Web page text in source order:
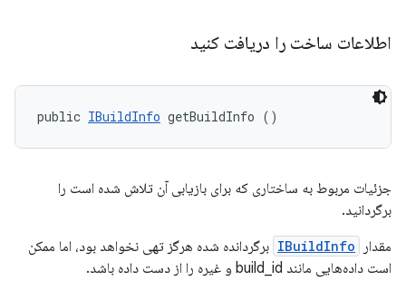
اطلاعات ساخت را دریافت کنید
public IBuildInfo getBuildInfo ()
جزئیات مربوط به ساختاری که برای بازیابی آن تلاش شده است را
برگردانید.
مقدار
IBuildInfo برگردانده شده هرگز تهی نخواهد بود، اما ممکن
است داده‌هایی مانند build_id و غیره را از دست داده باشد.